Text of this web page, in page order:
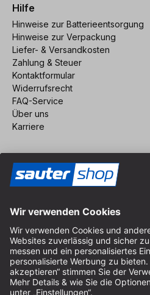
Hilfe
Hinweise zur Batterieentsorgung
Hinweise zur Verpackung
Liefer- & Versandkosten
Zahlung & Steuer
Kontaktformular
Widerrufsrecht
FAQ-Service
Über uns
Karriere
Impressum
AGB
Datenschutz
Cookie-Einstellungen